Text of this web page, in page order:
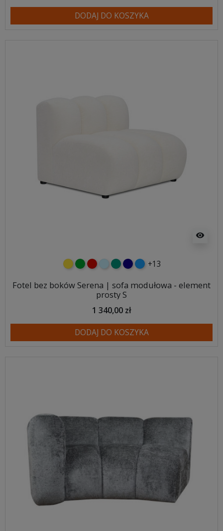
DODAJ DO KOSZYKA
visibility
żółtyzielonyczerwony
błękitnyturkusowy
granatowy
niebieski
+13
Fotel bez boków Serena | sofa modułowa - element
prosty S
1 340,00 zł
DODAJ DO KOSZYKA